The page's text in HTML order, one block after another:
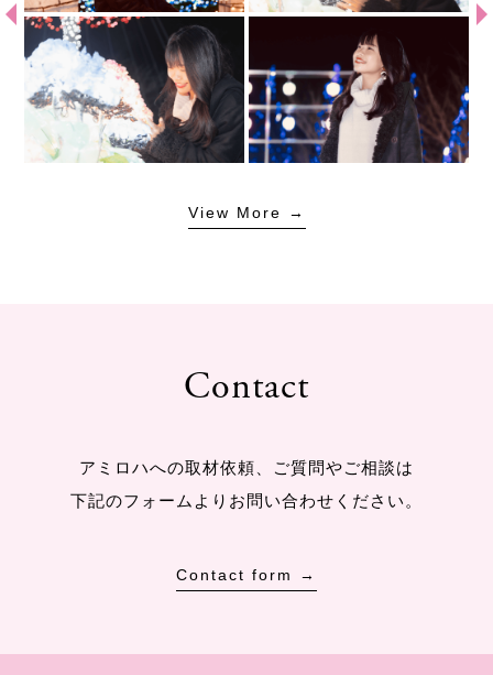
View More →
Contact
アミロハへの取材依頼、ご質問やご相談は
下記のフォームよりお問い合わせください。
Contact form →